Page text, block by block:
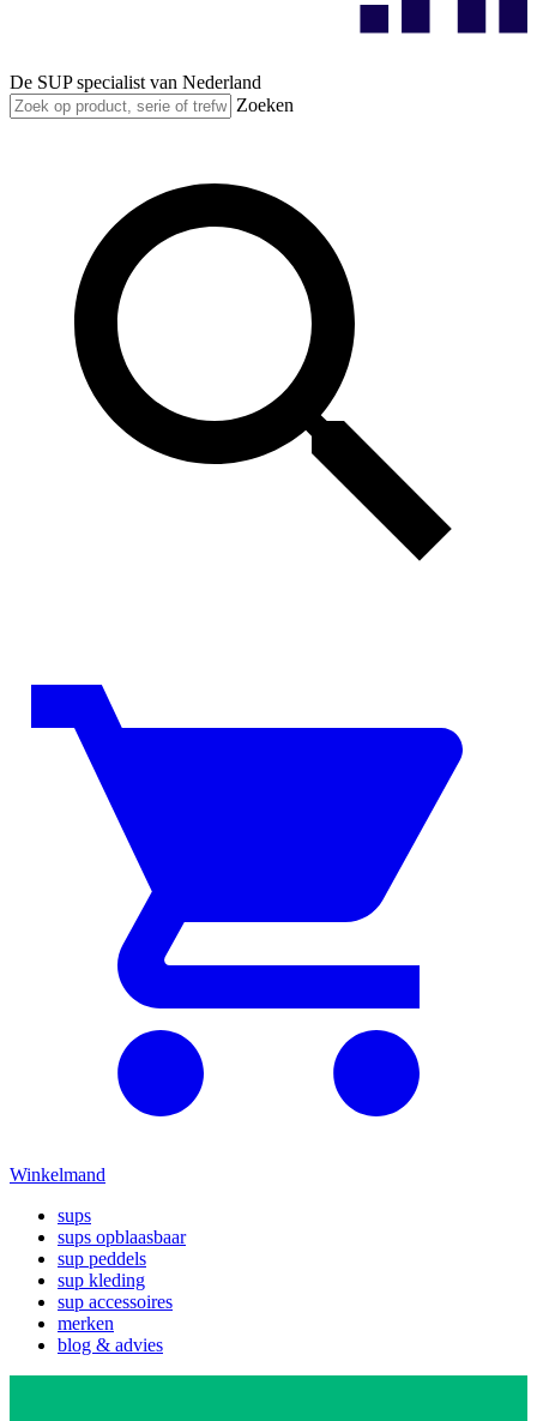
De SUP specialist van Nederland
Zoeken
Winkelmand
sups
sups opblaasbaar
sup peddels
sup kleding
sup accessoires
merken
blog & advies